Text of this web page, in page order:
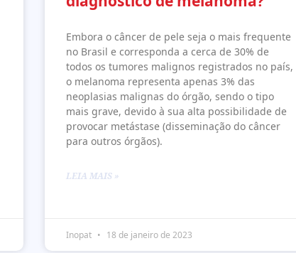
Embora o câncer de pele seja o mais frequente
no Brasil e corresponda a cerca de 30% de
todos os tumores malignos registrados no país,
o melanoma representa apenas 3% das
neoplasias malignas do órgão, sendo o tipo
mais grave, devido à sua alta possibilidade de
provocar metástase (disseminação do câncer
para outros órgãos).
LEIA MAIS »
Inopat 18 de janeiro de 2023